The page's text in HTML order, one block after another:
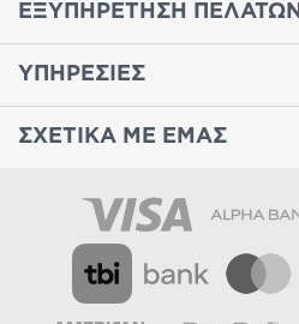
ΕΞΥΠΗΡΕΤΗΣΗ ΠΕΛΑΤΩΝ
ΥΠΗΡΕΣΙΕΣ
ΣΧΕΤΙΚΑ ΜΕ ΕΜΑΣ